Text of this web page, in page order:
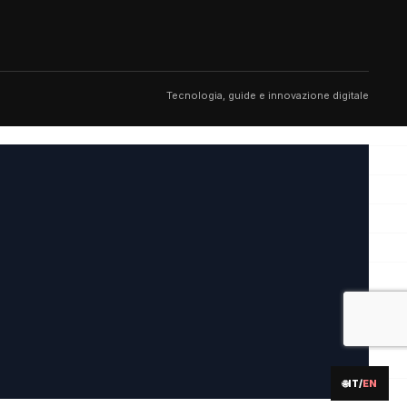
🌐IT/EN
Tecnologia, guide e innovazione digitale